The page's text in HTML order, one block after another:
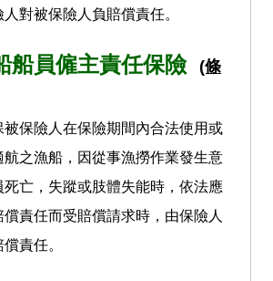
對被保險人負賠償責任。
船員僱主責任保險
(條
保險人在保險期間內合法使用或
之漁船，因從事漁撈作業發生意
亡，失蹤或肢體失能時，依法應
責任而受賠償請求時，由保險人
責任。